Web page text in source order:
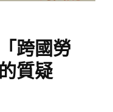
跨國勞
質疑